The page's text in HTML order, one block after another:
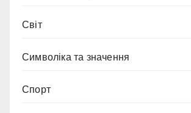
Світ
Символіка та значення
Спорт